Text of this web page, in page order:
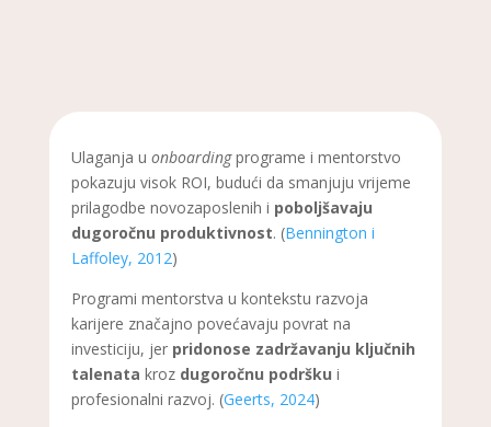
Ulaganja u onboardingprograme i mentorstvo
pokazuju visok ROI, budući da smanjuju vrijeme
prilagodbe novozaposlenih i poboljšavaju
dugoročnu produktivnost. (Bennington i
Laffoley, 2012)
Programi mentorstva u kontekstu razvoja
karijere značajno povećavaju povrat na
investiciju, jer pridonose zadržavanju ključnih
talenata kroz dugoročnu podršku i
profesionalni razvoj. (Geerts, 2024)